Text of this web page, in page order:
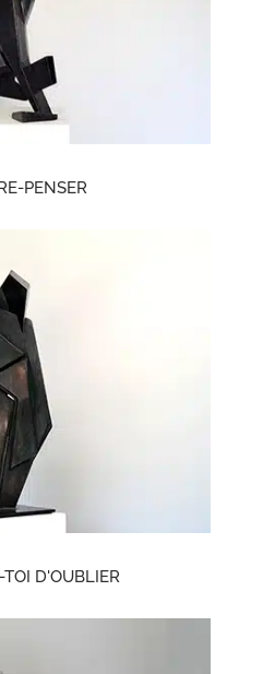
PENSER
D'OUBLIER